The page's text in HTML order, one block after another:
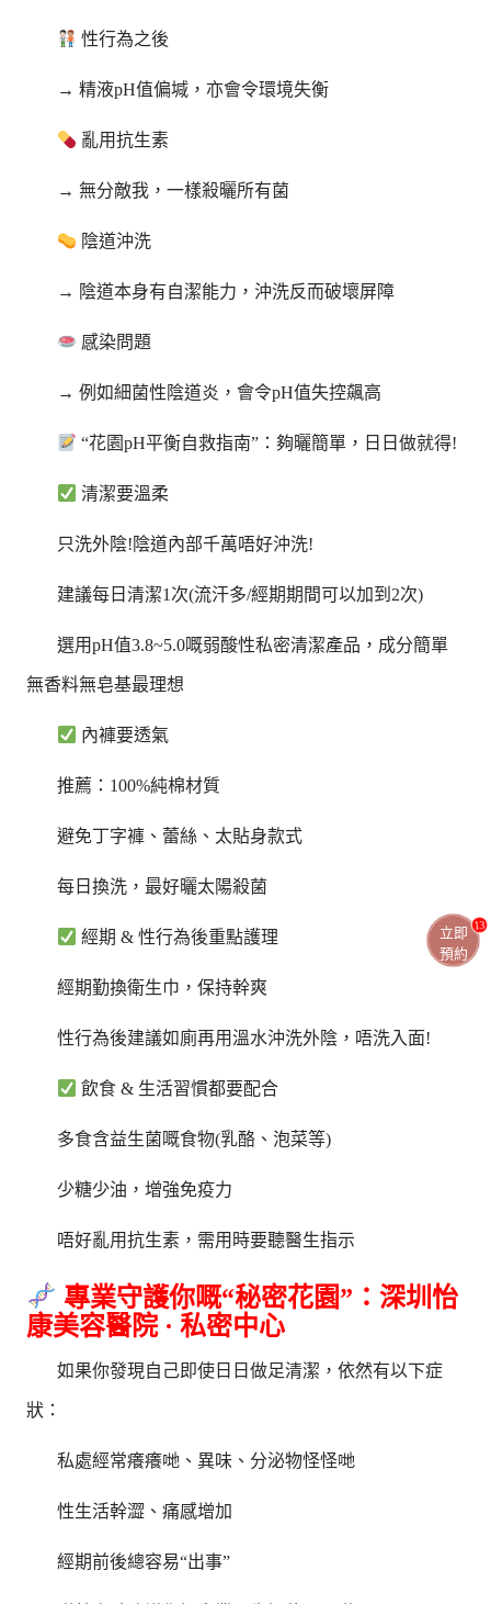
性行為之後
→ 精液pH值偏堿，亦會令環境失衡
亂用抗生素
→ 無分敵我，一樣殺曬所有菌
陰道沖洗
→ 陰道本身有自潔能力，沖洗反而破壞屏障
感染問題
→ 例如細菌性陰道炎，會令pH值失控飆高
“花園pH平衡自救指南”：夠曬簡單，日日做就得!
清潔要溫柔
只洗外陰!陰道內部千萬唔好沖洗!
建議每日清潔1次(流汗多/經期期間可以加到2次)
選用pH值3.8~5.0嘅弱酸性私密清潔產品，成分簡單
無香料無皂基最理想
內褲要透氣
推薦：100%純棉材質
避免丁字褲、蕾絲、太貼身款式
每日換洗，最好曬太陽殺菌
經期 & 性行為後重點護理
經期勤換衛生巾，保持幹爽
性行為後建議如廁再用溫水沖洗外陰，唔洗入面!
飲食 & 生活習慣都要配合
多食含益生菌嘅食物(乳酪、泡菜等)
少糖少油，增強免疫力
唔好亂用抗生素，需用時要聽醫生指示
專業守護你嘅“秘密花園”：深圳怡
康美容醫院 · 私密中心
如果你發現自己即使日日做足清潔，依然有以下症
狀：
私處經常癢癢哋、異味、分泌物怪怪哋
性生活幹澀、痛感增加
經期前後總容易“出事”
立即
預約
13